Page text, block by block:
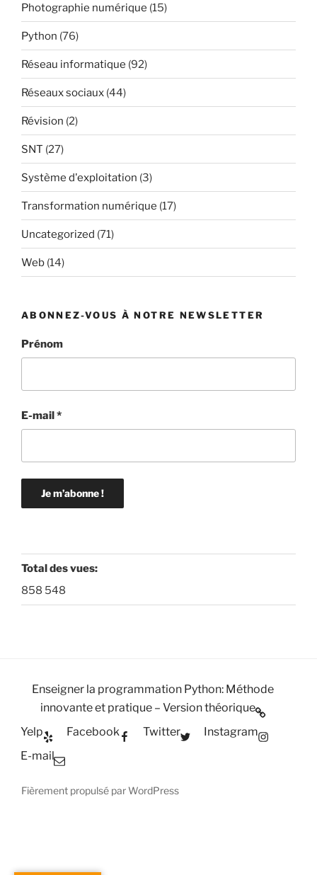
Photographie numérique (15)
Python (76)
Réseau informatique (92)
Réseaux sociaux (44)
Révision (2)
SNT (27)
Système d'exploitation (3)
Transformation numérique (17)
Uncategorized (71)
Web (14)
ABONNEZ-VOUS À NOTRE NEWSLETTER
Prénom
E-mail*
Total des vues:
858 548
Enseigner la programmation Python: Méthode
innovante et pratique – Version théorique
Yelp
Facebook Twitter
Instagram
E-mail
Fièrement propulsé par WordPress